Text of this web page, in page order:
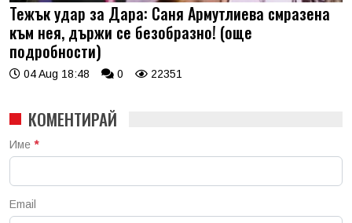
Тежък удар за Дара: Саня Армутлиева смразена
към нея, държи се безобразно! (още
подробности)
04 Aug 18:48 0 22351
КОМЕНТИРАЙ
Име *
Email